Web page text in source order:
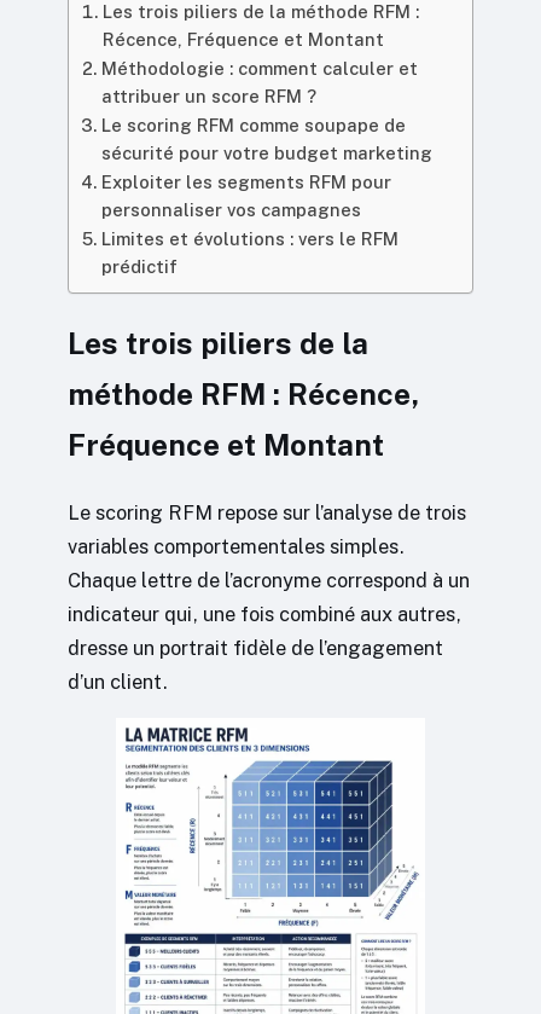
Les trois piliers de la méthode RFM :
Récence, Fréquence et Montant
Méthodologie : comment calculer et
attribuer un score RFM ?
Le scoring RFM comme soupape de
sécurité pour votre budget marketing
Exploiter les segments RFM pour
personnaliser vos campagnes
Limites et évolutions : vers le RFM
prédictif
Les trois piliers de la
méthode RFM : Récence,
Fréquence et Montant
Le scoring RFM repose sur l’analyse de trois
variables comportementales simples.
Chaque lettre de l’acronyme correspond à un
indicateur qui, une fois combiné aux autres,
dresse un portrait fidèle de l’engagement
d’un client.